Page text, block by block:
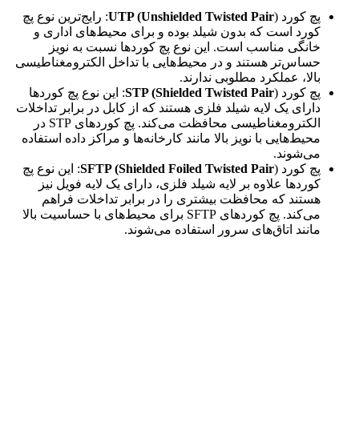
پچ کورد UTP (Unshielded Twisted Pair): رایج‌ترین نوع پچ
کورد است که بدون شیلد بوده و برای محیط‌های اداری و
خانگی مناسب است. این نوع پچ کوردها نسبت به نویز
حساس‌تر هستند و در محیط‌هایی با تداخل الکترومغناطیسی
بالا، عملکرد مطلوبی ندارند.
پچ کورد STP (Shielded Twisted Pair): این نوع پچ کوردها
دارای یک لایه شیلد فلزی هستند که از کابل در برابر تداخلات
الکترومغناطیسی محافظت می‌کند. پچ کوردهای STP در
محیط‌هایی با نویز بالا مانند کارخانه‌ها و مراکز داده استفاده
می‌شوند.
پچ کورد SFTP (Shielded Foiled Twisted Pair): این نوع پچ
کوردها علاوه بر لایه شیلد فلزی، دارای یک لایه فویل نیز
هستند که محافظت بیشتری را در برابر تداخلات فراهم
می‌کند. پچ کوردهای SFTP برای محیط‌های با حساسیت بالا
مانند اتاق‌های سرور استفاده می‌شوند.